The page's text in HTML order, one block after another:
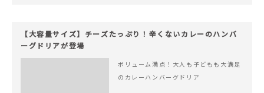
【大容量サイズ】チーズたっぷり！辛くないカレーのハンバ
ーグドリアが登場
ボリューム満点！大人も子どもも大満足
のカレーハンバーグドリア